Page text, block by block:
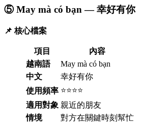
⑤ May mà có bạn — 幸好有你
📌 核心檔案
項目
內容
越南語
May mà có bạn
中文
幸好有你
使用頻率 ⭐⭐⭐⭐
適用對象 親近的朋友
情境
對方在關鍵時刻幫忙